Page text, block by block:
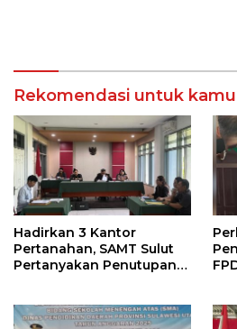
Rekomendasi untuk kamu
Hadirkan 3 Kantor
Pertanahan, SAMT Sulut
Pertanyakan Penutupan